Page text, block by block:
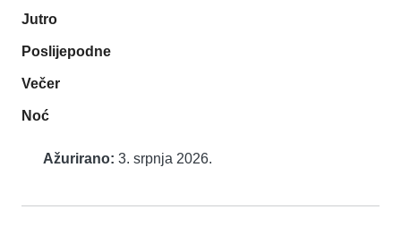
Jutro
Poslijepodne
Večer
Noć
Ažurirano: 3. srpnja 2026.